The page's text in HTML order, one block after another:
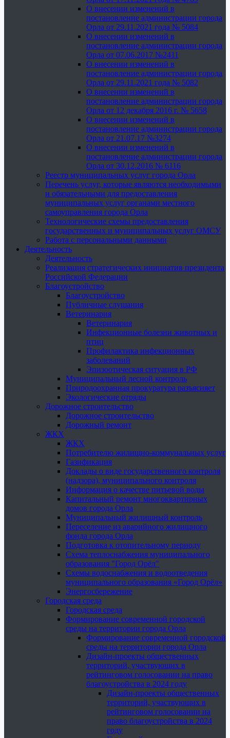
О внесении изменений в
постановление администрации города
Орла от 29.11.2021 года № 5084
О внесении изменений в
постановление администрации города
Орла от 07.06.2017 №2411
О внесении изменений в
постановление администрации города
Орла от 29.11.2021 года № 5082
О внесении изменений в
постановление администрации города
Орла от 12 декабря 2016 г. № 5658
О внесении изменений в
постановление администрации города
Орла от 21.07.17 №3274
О внесении изменений в
постановление администрации города
Орла от 30.12.2016 № 6116
Реестр муниципальных услуг города Орла
Перечень услуг, которые являются необходимыми
и обязательными для предоставления
муниципальных услуг органами местного
самоуправления города Орла
Технологические схемы предоставления
государственных и муниципальных услуг ОМСУ
Работа с персональными данными
Деятельность
Деятельность
Реализация стратегических инициатив президента
Российской Федерации
Благоустройство
Благоустройство
Публичные слушания
Ветеринария
Ветеринария
Инфекционные болезни животных и
птиц
Профилактика инфекционных
заболеваний
Эпизоотическая ситуация в РФ
Муниципальный лесной контроль
Природоохранная прокуратура разъясняет
Экологические отряды
Дорожное строительство
Дорожное строительство
Дорожный ремонт
ЖКХ
ЖКХ
Потребителю жилищно-коммунальных услуг
Газификация
Доклады о виде государственного контроля
(надзора), муниципального контроля
Информация о качестве питьевой воды
Капитальный ремонт многоквартирных
домов города Орла
Муниципальный жилищный контроль
Переселение из аварийного жилищного
фонда города Орла
Подготовка к отопительному периоду
Схема теплоснабжения муниципального
образования "Город Орёл"
Схемы водоснабжения и водоотведения
муниципального образования «Город Орёл»
Энергосбережение
Городская среда
Городская среда
Формирование современной городской
среды на территории города Орла
Формирование современной городской
среды на территории города Орла
Дизайн-проекты общественных
территорий, участвующих в
рейтинговом голосовании на право
благоустройства в 2024 году
Дизайн-проекты общественных
территорий, участвующих в
рейтинговом голосовании на
право благоустройства в 2024
году